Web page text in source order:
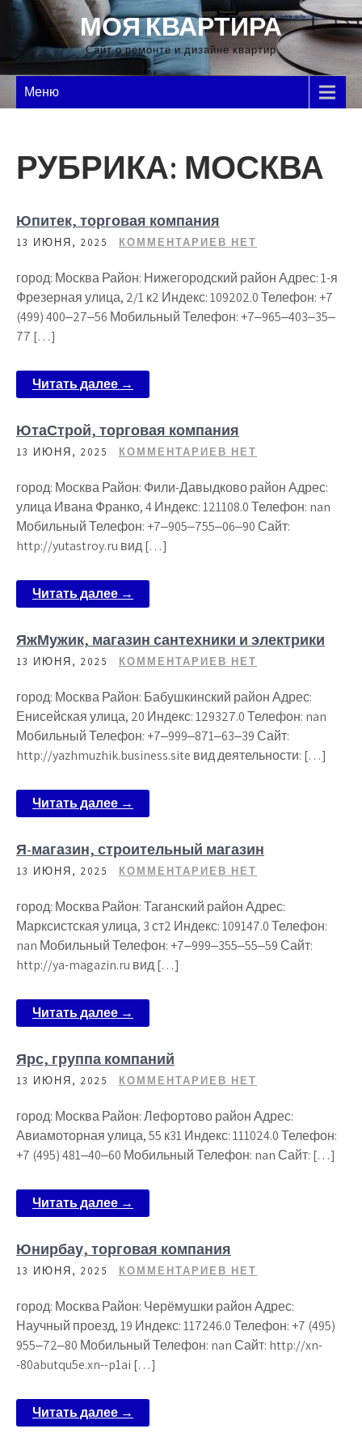
Перейти
содержимому
МОЯ КВАРТИРА
Сайт о ремонте и дизайне квартир
Меню
РУБРИКА: МОСКВА
Юпитек, торговая компания
13 ИЮНЯ, 2025 КОММЕНТАРИЕВ НЕТ
город: Москва Район: Нижегородский район Адрес: 1-я
Фрезерная улица, 2/1 к2 Индекс: 109202.0 Телефон: +7
(499) 400‒27‒56 Мобильный Телефон: +7‒965‒403‒35‒
77 […]
Читать далее →
ЮтаСтрой, торговая компания
13 ИЮНЯ, 2025 КОММЕНТАРИЕВ НЕТ
город: Москва Район: Фили-Давыдково район Адрес:
улица Ивана Франко, 4 Индекс: 121108.0 Телефон: nan
Мобильный Телефон: +7‒905‒755‒06‒90 Сайт:
http://yutastroy.ru вид […]
Читать далее →
ЯжМужик, магазин сантехники и электрики
13 ИЮНЯ, 2025 КОММЕНТАРИЕВ НЕТ
город: Москва Район: Бабушкинский район Адрес:
Енисейская улица, 20 Индекс: 129327.0 Телефон: nan
Мобильный Телефон: +7‒999‒871‒63‒39 Сайт:
http://yazhmuzhik.business.site вид деятельности: […]
Читать далее →
Я-магазин, строительный магазин
13 ИЮНЯ, 2025 КОММЕНТАРИЕВ НЕТ
город: Москва Район: Таганский район Адрес:
Марксистская улица, 3 ст2 Индекс: 109147.0 Телефон:
nan Мобильный Телефон: +7‒999‒355‒55‒59 Сайт:
http://ya-magazin.ru вид […]
Читать далее →
Ярс, группа компаний
13 ИЮНЯ, 2025 КОММЕНТАРИЕВ НЕТ
город: Москва Район: Лефортово район Адрес:
Авиамоторная улица, 55 к31 Индекс: 111024.0 Телефон:
+7 (495) 481‒40‒60 Мобильный Телефон: nan Сайт: […]
Читать далее →
Юнирбау, торговая компания
13 ИЮНЯ, 2025 КОММЕНТАРИЕВ НЕТ
город: Москва Район: Черёмушки район Адрес:
Научный проезд, 19 Индекс: 117246.0 Телефон: +7 (495)
955‒72‒80 Мобильный Телефон: nan Сайт: http://xn-
-80abutqu5e.xn--p1ai […]
Читать далее →